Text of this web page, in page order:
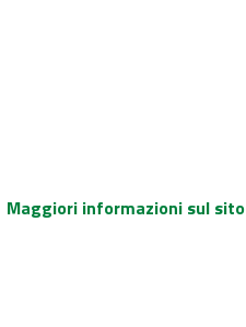
Maggiori informazioni sul sito